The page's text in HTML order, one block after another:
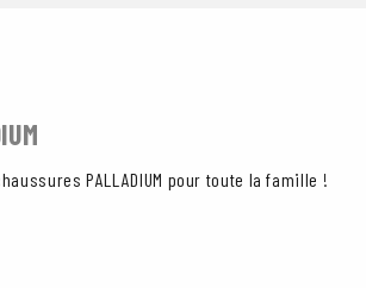
PALLADIUM pour toute la famille !